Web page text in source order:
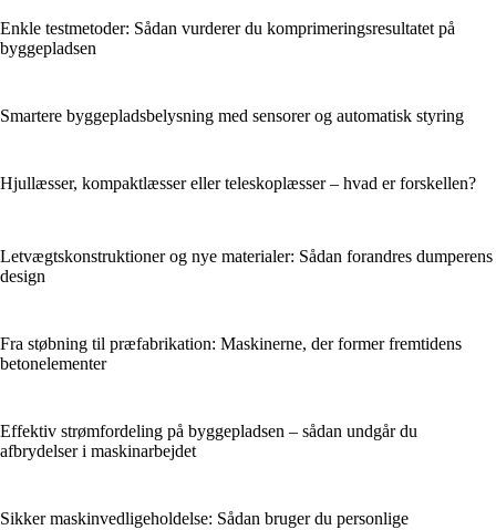
Enkle testmetoder: Sådan vurderer du komprimeringsresultatet på
byggepladsen
Smartere byggepladsbelysning med sensorer og automatisk styring
Hjullæsser, kompaktlæsser eller teleskoplæsser – hvad er forskellen?
Letvægtskonstruktioner og nye materialer: Sådan forandres dumperens
design
Fra støbning til præfabrikation: Maskinerne, der former fremtidens
betonelementer
Effektiv strømfordeling på byggepladsen – sådan undgår du
afbrydelser i maskinarbejdet
Sikker maskinvedligeholdelse: Sådan bruger du personlige